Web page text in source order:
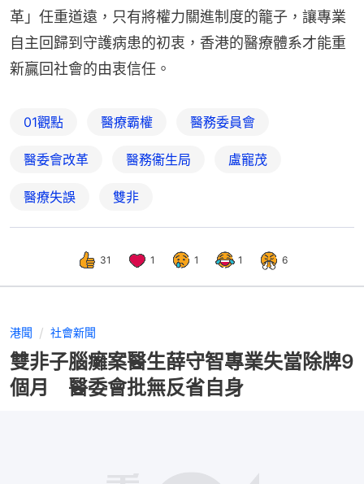
革」任重道遠，只有將權力關進制度的籠子，讓專業
自主回歸到守護病患的初衷，香港的醫療體系才能重
新贏回社會的由衷信任。
01觀點 醫療霸權 醫務委員會
醫委會改革 醫務衞生局 盧寵茂
醫療失誤 雙非
31 1 1 1 6
港聞 社會新聞
雙非子腦癱案醫生薛守智專業失當除牌9
個月 醫委會批無反省自身